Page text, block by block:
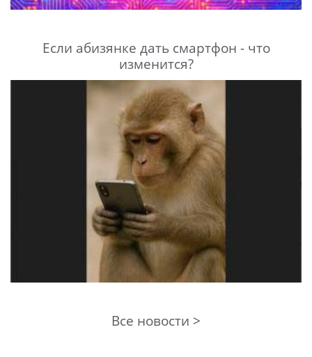
Если абизянке дать смартфон - что
изменится?
Все новости >